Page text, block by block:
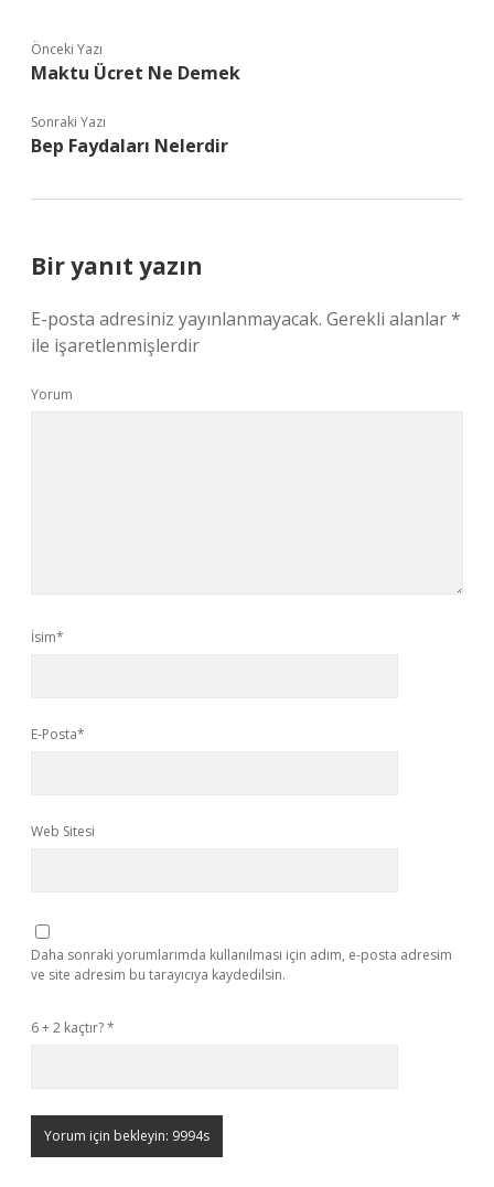
Önceki Yazı
Maktu Ücret Ne Demek
Sonraki Yazı
Bep Faydaları Nelerdir
Bir yanıt yazın
E-posta adresiniz yayınlanmayacak. Gerekli alanlar*
ile işaretlenmişlerdir
Yorum
İsim*
E-Posta*
Web Sitesi
Daha sonraki yorumlarımda kullanılması için adım, e-posta adresim
ve site adresim bu tarayıcıya kaydedilsin.
6 + 2 kaçtır?*